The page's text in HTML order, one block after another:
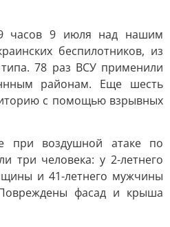
часов 9 июля над нашим
беспилотников, из
78 раз ВСУ применили
районам. Еще шесть
с помощью взрывных
при воздушной атаке по
три человека: у 2-летнего
и 41-летнего мужчины
фасад и крыша